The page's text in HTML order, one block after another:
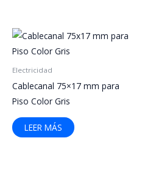
Electricidad
Cablecanal 75×17 mm para
Piso Color Gris
LEER MÁS